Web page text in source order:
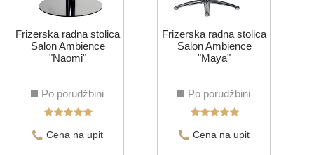
Frizerska radna stolica
Salon Ambience
"Naomi"
Po porudžbini
Cena na upit
Frizerska radna stolica
Salon Ambience
"Maya"
Po porudžbini
Cena na upit